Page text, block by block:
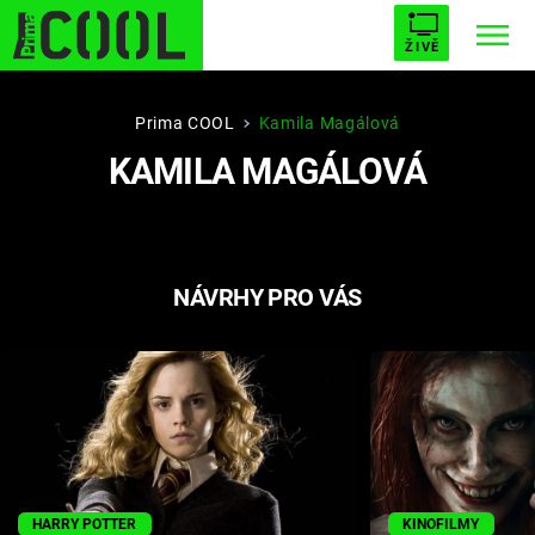
ŽIVĚ
STARHOUSE BUFFY, PŘEMOŽITELKA UPÍRŮ
PLNEJ KOTEL AVENGERS 5
Seriály
Hry
Prima COOL Kamila Magálová
KAMILA MAGÁLOVÁ
NÁVRHY PRO VÁS
HARRY POTTER KINOFILMY